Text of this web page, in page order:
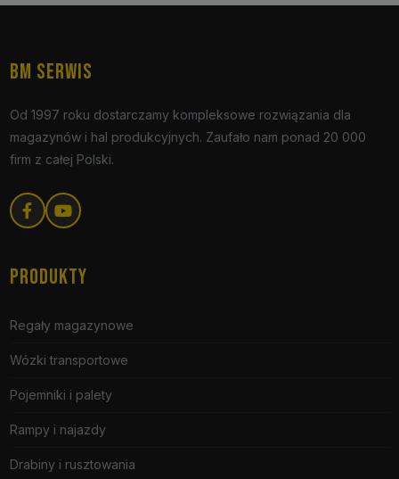
BM SERWIS
Od 1997 roku dostarczamy kompleksowe rozwiązania dla
magazynów i hal produkcyjnych. Zaufało nam ponad 20 000
firm z całej Polski.
PRODUKTY
Regały magazynowe
Wózki transportowe
Pojemniki i palety
Rampy i najazdy
Drabiny i rusztowania